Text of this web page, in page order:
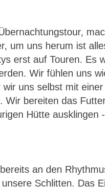
um uns herum ist
erst auf Touren. Es
Wir fühlen uns
uns selbst mit
bereiten das
Hütte ausklingen
an den
Schlitten. Das